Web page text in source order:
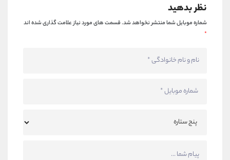
نظر بدهید
شماره موبایل شما منتشر نخواهد شد.قسمت های مورد نیاز علامت گذاری شده اند
*